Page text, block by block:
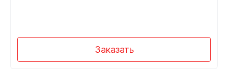
Заказать